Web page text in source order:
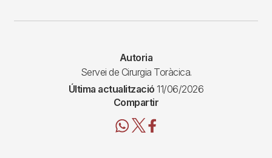
Autoria
Servei de Cirurgia Toràcica.
Última actualització 11/06/2026
Compartir